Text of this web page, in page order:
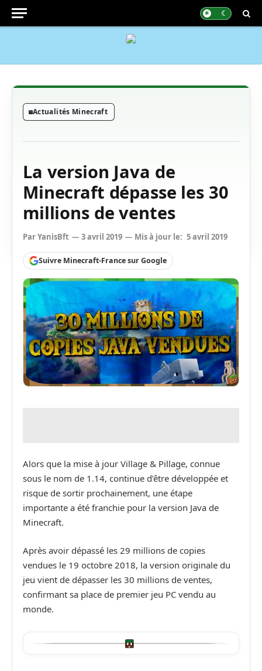
Actualités Minecraft
La version Java de
Minecraft dépasse les 30
millions de ventes
ParYanisBft 3 avril 2019 Mis à jour le: 5 avril 2019
Suivre Minecraft-France sur Google
Alors que la mise à jour Village & Pillage, connue
sous le nom de 1.14, continue d’être développée et
risque de sortir prochainement, une étape
importante a été franchie pour la version Java de
Minecraft.
Après avoir dépassé les 29 millions de copies
vendues le 19 octobre 2018, la version originale du
jeu vient de dépasser les 30 millions de ventes,
confirmant sa place de premier jeu PC vendu au
monde.